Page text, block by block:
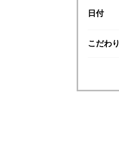
日付
こだわり